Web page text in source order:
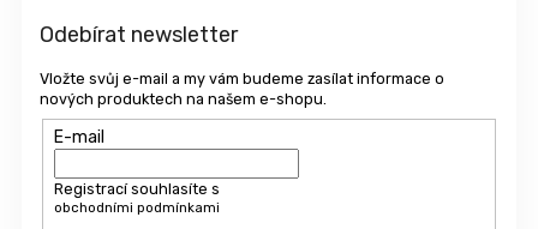
Odebírat newsletter
Vložte svůj e-mail a my vám budeme zasílat informace o
nových produktech na našem e-shopu.
E-mail
Registrací souhlasíte s
obchodními podmínkami